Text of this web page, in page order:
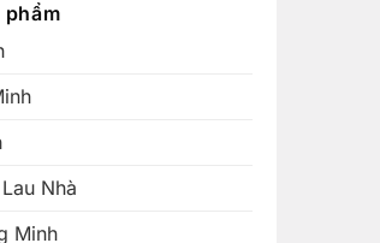
phẩm
Nhà
Minh